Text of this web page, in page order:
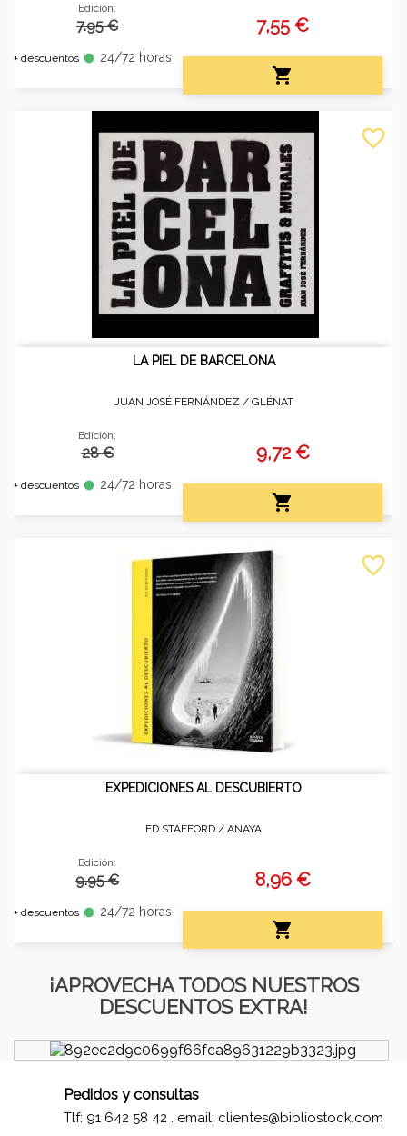
Edición:
7.95 €
+ descuentos fiber_manual_record 24/72 horas
7,55 €

LA PIEL DE BARCELONA
JUAN JOSÉ FERNÁNDEZ / GLÉNAT
Edición:
28 €
+ descuentos fiber_manual_record 24/72 horas
9,72 €

favorite_border
EXPEDICIONES AL DESCUBIERTO
ED STAFFORD / ANAYA
Edición:
9.95 €
+ descuentos fiber_manual_record 24/72 horas
8,96 €

favorite_border
¡APROVECHA TODOS NUESTROS
DESCUENTOS EXTRA!
Pedidos y consultas
Tlf: 91 642 58 42 . email: clientes@bibliostock.com